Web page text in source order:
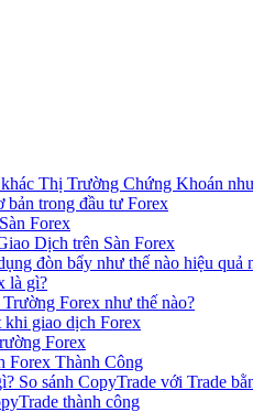
Thị Trường Chứng Khoán
trong đầu tư Forex
Forex
Dịch trên Sàn Forex
đòn bẩy như thế nào hiệu quả
là gì?
Forex như thế nào?
khi giao dịch Forex
Forex
Forex Thành Công
So sánh CopyTrade với Trade
thành công